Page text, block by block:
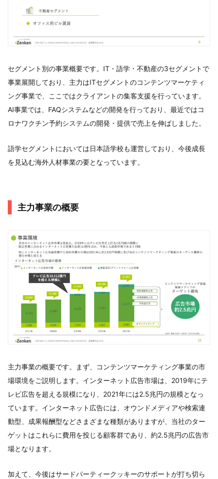
セグメント別の事業概要です。IT・語学・不動産の3セグメントで
事業展開しており、主力はITセグメントのコンテンツマーケティ
ング事業で、ここではクライアントの集客支援を行っています。
AI事業では、FAQシステムなどの開発を行っており、最近ではコ
ロナワクチン予約システムの開発・提供で売上を伸ばしました。
語学セグメントにおいては日本語学校も運営しており、今後成⾧
を見込む海外人材事業の要となっています。
主力事業の概要
主力事業の概要です。まず、コンテンツマーケティング事業の市
場環境をご説明します。インターネット広告市場は、2019年にテ
レビ広告を超える規模になり、2021年には2.5兆円の規模となっ
ています。インターネット広告には、オウンドメディアや検索連
動型、成果報酬型などさまざまな種類がありますが、当社のター
ゲットはこれらに費用を投じる顧客群であり、約2.5兆円の広告市
場となります。
加えて、今後はサードパーティークッキーのサポートが打ち切ら